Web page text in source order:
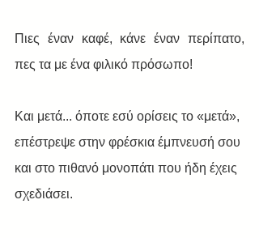
Πιες έναν καφέ, κάνε έναν περίπατο,
πες τα με ένα φιλικό πρόσωπο!
Και μετά... όποτε εσύ ορίσεις το «μετά»,
επέστρεψε στην φρέσκια έμπνευσή σου
και στο πιθανό μονοπάτι που ήδη έχεις
σχεδιάσει.